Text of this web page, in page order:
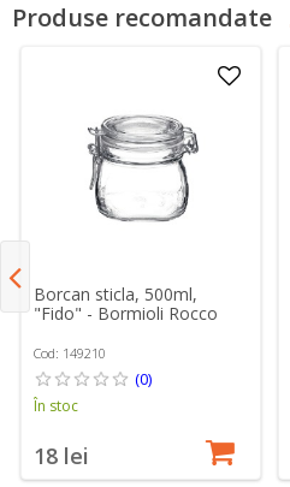
Produse recomandate
Borcan sticla, 500ml,
"Fido" - Bormioli Rocco
Cod: 149210
(0)
În stoc
18 lei